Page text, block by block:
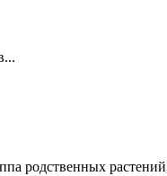
родственных